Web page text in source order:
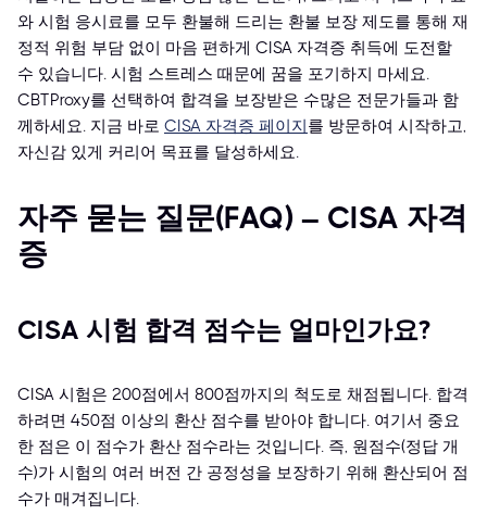
와 시험 응시료를 모두 환불해 드리는 환불 보장 제도를 통해 재
정적 위험 부담 없이 마음 편하게 CISA 자격증 취득에 도전할
수 있습니다. 시험 스트레스 때문에 꿈을 포기하지 마세요.
CBTProxy를 선택하여 합격을 보장받은 수많은 전문가들과 함
께하세요. 지금 바로 CISA 자격증 페이지를 방문하여 시작하고,
자신감 있게 커리어 목표를 달성하세요.
자주 묻는 질문(FAQ) – CISA 자격
증
CISA 시험 합격 점수는 얼마인가요?
CISA 시험은 200점에서 800점까지의 척도로 채점됩니다. 합격
하려면 450점 이상의 환산 점수를 받아야 합니다. 여기서 중요
한 점은 이 점수가 환산 점수라는 것입니다. 즉, 원점수(정답 개
수)가 시험의 여러 버전 간 공정성을 보장하기 위해 환산되어 점
수가 매겨집니다.